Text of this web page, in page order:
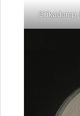
Silikadamp